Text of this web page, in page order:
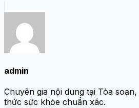
admin
Chuyên gia nội dung tại Tòa
thức sức khỏe chuẩn xác.